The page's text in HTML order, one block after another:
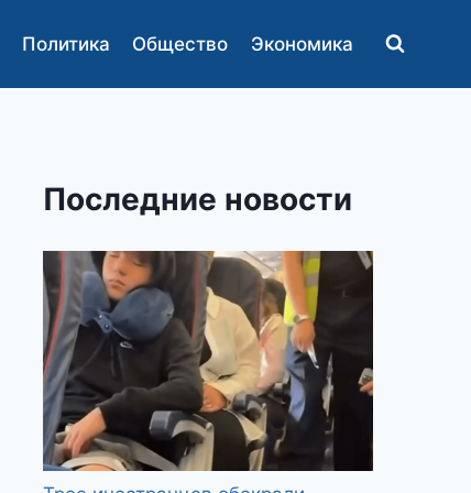
Политика Общество Экономика
Последние новости